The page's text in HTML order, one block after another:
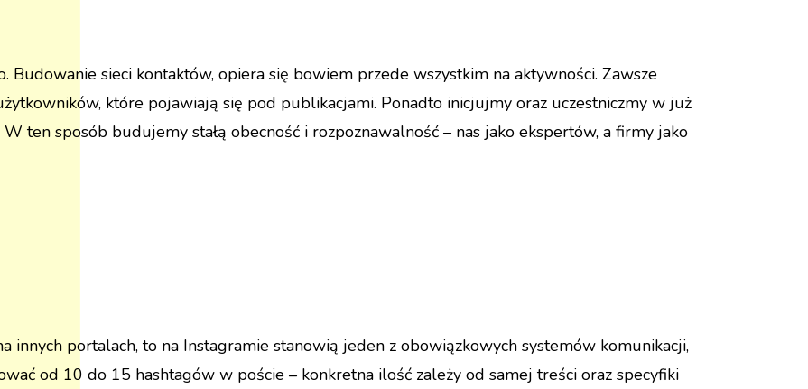
sieci kontaktów, opiera się bowiem przede wszystkim na aktywności. Zawsze
które pojawiają się pod publikacjami. Ponadto inicjujmy oraz uczestniczmy w już
W ten sposób budujemy stałą obecność i rozpoznawalność – nas jako ekspertów, a firmy jako
innych portalach, to na Instagramie stanowią jeden z obowiązkowych systemów komunikacji,
od 10 do 15 hashtagów w poście – konkretna ilość zależy od samej treści oraz specyfiki